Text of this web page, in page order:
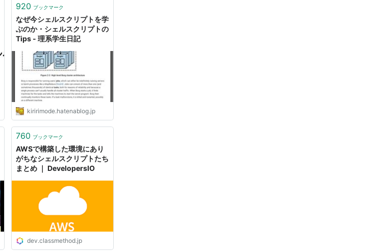
シェルスクリプトが使い捨てでは
920 ブックマーク
なぜ今シェルスクリプトを学
ぶのか・シェルスクリプトの
Tips - 理系学生日記
kiririmode.hatenablog.jp
760 ブックマーク
AWSで構築した環境にあり
がちなシェルスクリプトたち
まとめ ｜ DevelopersIO
dev.classmethod.jp